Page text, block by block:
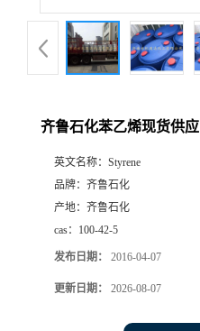
齐鲁石化苯乙烯现货供应
英文名称： Styrene
品牌： 齐鲁石化
产地： 齐鲁石化
cas： 100-42-5
发布日期： 2016-04-07
更新日期： 2026-08-07